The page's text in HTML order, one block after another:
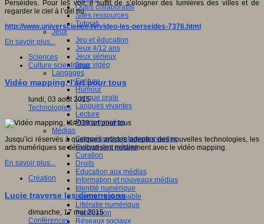
Outils collaboratifs
Sites ressources
Tutorat
Jeux
Jeu et éducation
Jeux 4/12 ans
Jeux sérieux
Jeux vidéo
Langages
Ecriture
Humour
Langue orale
Langues vivantes
Lecture
Programmation
Médias
Compétences informationnelles
Culture des médias
Curation
Droits
Education aux médias
Information et nouveaux médias
Identité numérique
Internet responsable
Littératie numérique
Publication
Réseaux sociaux
Perséides. Pour les voir, il suffit de s’éloigner des lumières des villes et de
regarder le ciel à l’œil nu.
http://www.universcience.tv/video-les-perseides-7376.html
En savoir plus...
Sciences
Culture scientifique
Vidéo mapping, l'art pour tous
lundi, 03 août 2015
Technologies
Jusqu’ici réservés à quelques artistes adeptes des nouvelles technologies, les
arts numériques se démocratisent notamment avec le vidéo mapping.
En savoir plus...
Création
Lucie traverse les dimensions
dimanche, 17 mai 2015
Conférences